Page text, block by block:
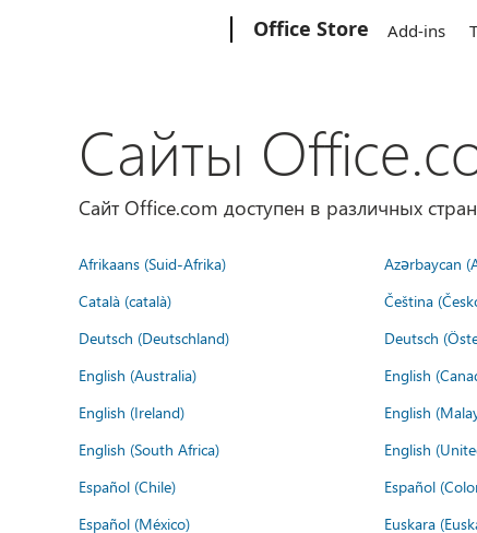
Office Store Add-ins
Сайты
Сайт Office.com доступен в различных
Afrikaans (Suid-Afrika) Azərbaycan
Català (català)
Čeština
Deutsch (Deutschland)
Deutsch
English (Australia)
English
English (Ireland)
English
English (South Africa)
English
Español (Chile)
Español
Español (México)
Euskara